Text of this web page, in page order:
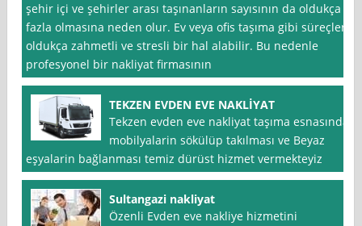
şehir içi ve şehirler arası taşınanların sayısının da oldukça
fazla olmasına neden olur. Ev veya ofis taşıma gibi süreçler
oldukça zahmetli ve stresli bir hal alabilir. Bu nedenle
profesyonel bir nakliyat firmasının
TEKZEN EVDEN EVE NAKLİYAT
Tekzen evden eve nakliyat taşıma esnasında
mobilyalarin sökülüp takılması ve Beyaz
eşyalarin bağlanması temiz dürüst hizmet vermekteyiz
Sultangazi nakliyat
Özenli Evden eve nakliye hizmetini